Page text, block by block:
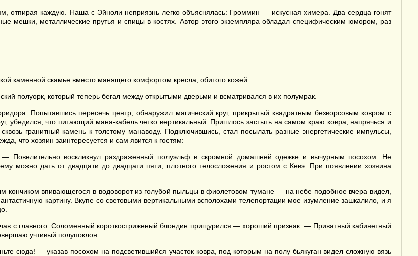
отпирая каждую. Наша с Эйноли неприязнь легко объяснялась: Громмин — искусная химера. Два сердца гонят
мешки, металлические прутья и спицы в костях. Автор этого экземпляра обладал специфическим юмором, раз
каменной скамье вместо манящего комфортом кресла, обитого кожей.
полуорк, который теперь бегал между открытыми дверьми и всматривался в их полумрак.
Попытавшись пересечь центр, обнаружил магический круг, прикрытый квадратным безворсовым ковром с
убедился, что питающий мана-кабель четко вертикальный. Пришлось застыть на самом краю ковра, напрячься и
гранитный камень к толстому манаводу. Подключившись, стал посылать разные энергетические импульсы,
что хозяин заинтересуется и сам явится к гостям:
Повелительно воскликнул раздраженный полуэльф в скромной домашней одежке и вычурным посохом. Не
можно дать от двадцати до двадцати пяти, плотного телосложения и ростом с Кевэ. При появлении хозяина
кончиком впивающегося в водоворот из голубой пыльцы в фиолетовом тумане — на небе подобное вчера видел,
картину. Вкупе со световыми вертикальными всполохами телепортации мое изумление зашкалило, и я
с главного. Соломенный короткостриженый блондин прищурился — хороший признак. — Приватный кабинетный
учтивый полупоклон.
сюда! — указав посохом на подсветившийся участок ковра, под которым на полу бьякуган видел сложную вязь